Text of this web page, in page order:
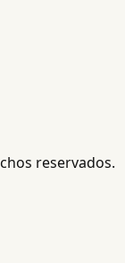
reservados.